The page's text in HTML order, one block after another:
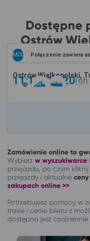
Dostępne
Ostrów
MIX Połączenie zawiera
Ostrów Wielkopolski,
11:15 -17:20 6h
Zamówienie online to
Wybierz w wyszukiwarce
przejazdu, po czym kliknij
przejazdy i aktualne
zakupach online >>
Potrzebujesz pomocy w
trasie i cenie biletu z
dostępna jest codziennie